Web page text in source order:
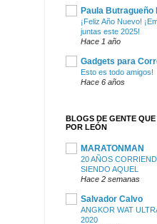
Paula Butragueño
¡Feliz Año Nuevo!
juntas este 2025!
Hace 1 año
Gadgets para
Esto es todo amigos!
Hace 6 años
BLOGS DE GENTE
POR LEÓN
MARATONMAN
20 AÑOS
SIENDO AQUEL
Hace 2 semanas
Salvador Calvo
ANGKOR WAT
2020